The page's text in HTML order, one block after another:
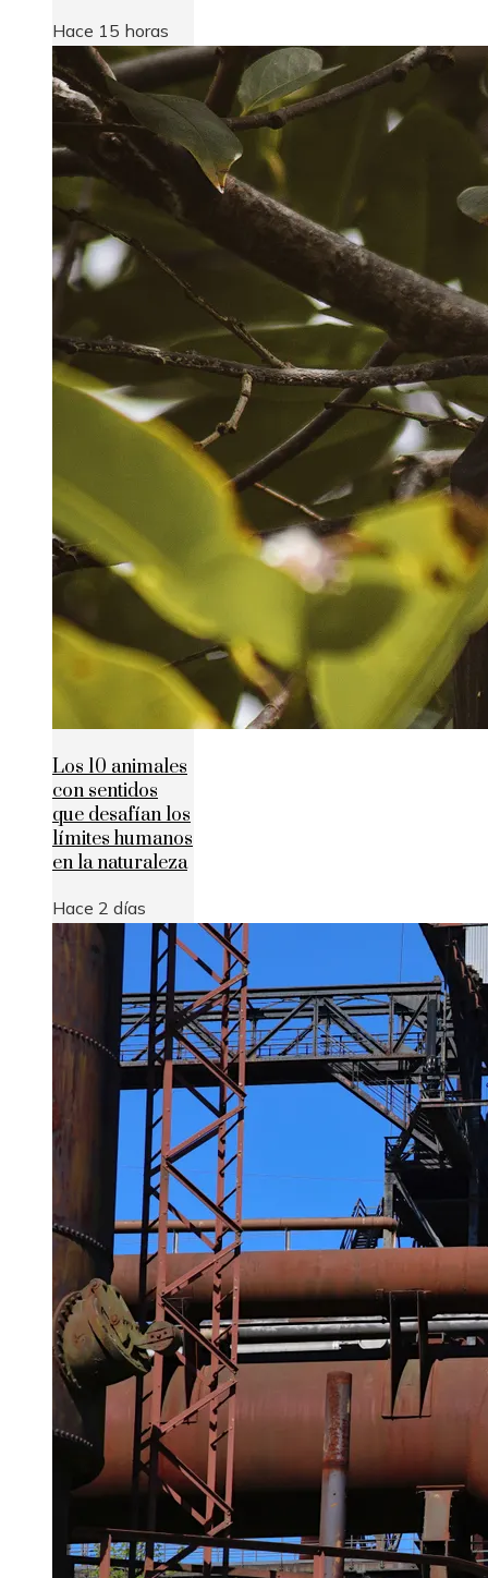
Hace 15 horas
Los 10 animales
con sentidos
que desafían los
límites humanos
en la naturaleza
Hace 2 días